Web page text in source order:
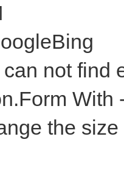
not find
With
the